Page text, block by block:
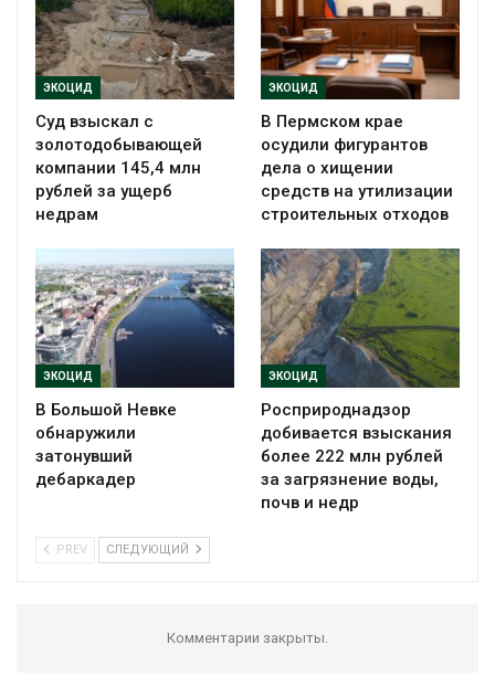
ЭКОЦИД
Суд взыскал с
золотодобывающей
компании 145,4 млн
рублей за ущерб
недрам
ЭКОЦИД
В Пермском крае
осудили фигурантов
дела о хищении
средств на утилизации
строительных отходов
ЭКОЦИД
В Большой Невке
обнаружили
затонувший
дебаркадер
ЭКОЦИД
Росприроднадзор
добивается взыскания
более 222 млн рублей
за загрязнение воды,
почв и недр
PREV СЛЕДУЮЩИЙ
Комментарии закрыты.